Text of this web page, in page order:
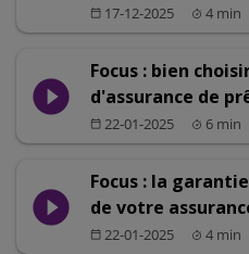
calendar_today 17-12-2025 4 min
play_circle_filled
Focus : bien
d'assurance de
calendar_today 22-01-2025 6 min
play_circle_filled
Focus : la
de votre
calendar_today 22-01-2025 4 min